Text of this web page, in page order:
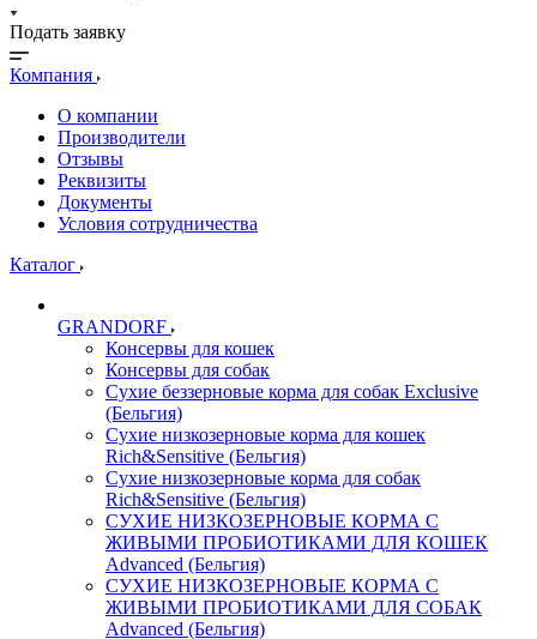
Подать заявку
Компания
О компании
Производители
Отзывы
Реквизиты
Документы
Условия сотрудничества
Каталог
GRANDORF
Консервы для кошек
Консервы для собак
Сухие беззерновые корма для собак Exclusive
(Бельгия)
Сухие низкозерновые корма для кошек
Rich&Sensitive (Бельгия)
Сухие низкозерновые корма для собак
Rich&Sensitive (Бельгия)
СУХИЕ НИЗКОЗЕРНОВЫЕ КОРМА С
ЖИВЫМИ ПРОБИОТИКАМИ ДЛЯ КОШЕК
Advanced (Бельгия)
СУХИЕ НИЗКОЗЕРНОВЫЕ КОРМА С
ЖИВЫМИ ПРОБИОТИКАМИ ДЛЯ СОБАК
Advanced (Бельгия)